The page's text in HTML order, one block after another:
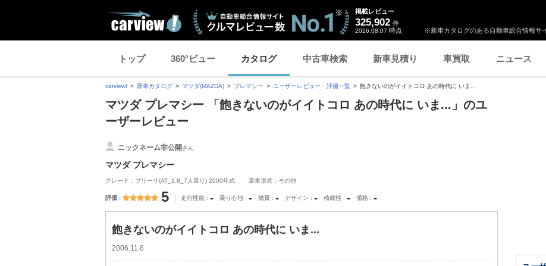
※新車カタログのある自動車総合情報サ
掲載レビュー
325,902 件
2026.08.07 時点
トップ 360°ビュー カタログ 中古車検索 新車見積り 車買取 ニュース
carview! 新車カタログ マツダ(MAZDA) プレマシー ユーザーレビュー・評価一覧 飽きないのがイイトコロ あの時代に いま...
マツダ プレマシー 「飽きないのがイイトコロ あの時代に いま...」のユ
ーザーレビュー
ニックネーム非公開さん
マツダ プレマシー
グレード：ブリーザ(AT_1.8_7人乗り) 2000年式 乗車形式：その他
評価 5 走行性能 - 乗り心地 - 燃費 - デザイン - 積載性 - 価格 -
飽きないのがイイトコロ あの時代に いま...
2006.11.6